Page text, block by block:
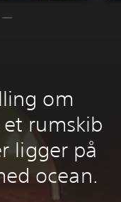
om
rumskib
ligger på
ocean.